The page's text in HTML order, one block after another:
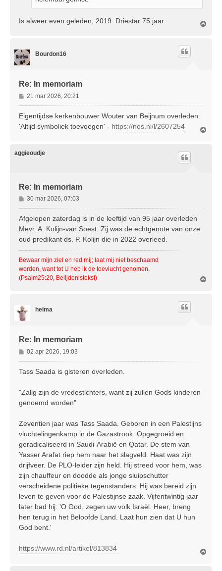
Is alweer even geleden, 2019. Driestar 75 jaar.
Bourdon16
Re: In memoriam
B
e
r
i
c
21 mar 2026, 20:21
Eigentijdse kerkenbouwer Wouter van Beijnum overleden:
'Altijd symboliek toevoegen' - https://nos.nl/l/2607254
aggieoudje
Re: In memoriam
B
e
r
h
t
30 mar 2026, 07:03
Afgelopen zaterdag is in de leeftijd van 95 jaar overleden
Mevr. A. Kolijn-van Soest. Zij was de echtgenote van onze
oud predikant ds. P. Kolijn die in 2022 overleed.
Bewaar mijn ziel en red mij; laat mij niet beschaamd
worden, want tot U heb ik de toevlucht genomen.
(Psalm25:20, Belijdenistekst)
helma
Re: In memoriam
B
e
r
h
t
02 apr 2026, 19:03
Tass Saada is gisteren overleden.
"Zalig zijn de vredestichters, want zij zullen Gods kinderen
genoemd worden"
Zeventien jaar was Tass Saada. Geboren in een Palestijns
vluchtelingenkamp in de Gazastrook. Opgegroeid en
geradicaliseerd in Saudi-Arabië en Qatar. De stem van
Yasser Arafat riep hem naar het slagveld. Haat was zijn
drijfveer. De PLO-leider zijn held. Hij streed voor hem, was
zijn chauffeur en doodde als jonge sluipschutter
verscheidene politieke tegenstanders. Hij was bereid zijn
leven te geven voor de Palestijnse zaak. Vijfentwintig jaar
later bad hij: 'O God, zegen uw volk Israël. Heer, breng
hen terug in het Beloofde Land. Laat hun zien dat U hun
God bent.'
https://www.rd.nl/artikel/813834